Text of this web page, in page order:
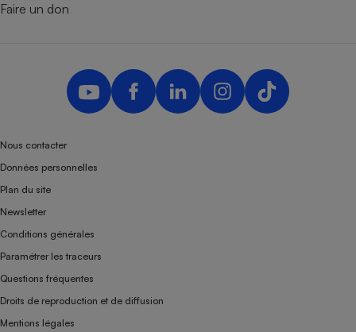
Faire un don
Nous contacter
Données personnelles
Plan du site
Newsletter
Conditions générales
Paramétrer les traceurs
Questions fréquentes
Droits de reproduction et de diffusion
Mentions légales